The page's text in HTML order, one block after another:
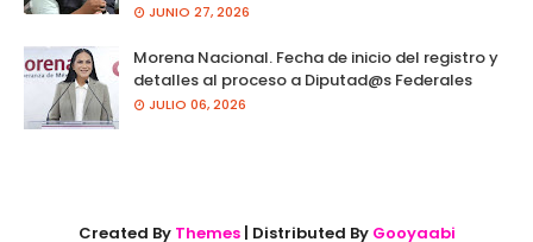
JUNIO 27, 2026
Morena Nacional. Fecha de inicio del registro y
detalles al proceso a Diputad@s Federales
JULIO 06, 2026
Created By Themes| Distributed By Gooyaabi